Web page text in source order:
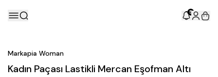
5
Markapia Woman
Kadın Paçası Lastikli Mercan Eşofman Altı